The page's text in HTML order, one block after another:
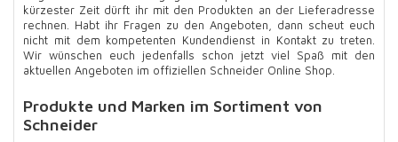
kürzester Zeit dürft ihr mit den Produkten an der Lieferadresse
rechnen. Habt ihr Fragen zu den Angeboten, dann scheut euch
nicht mit dem kompetenten Kundendienst in Kontakt zu treten.
Wir wünschen euch jedenfalls schon jetzt viel Spaß mit den
aktuellen Angeboten im offiziellen Schneider Online Shop.
Produkte und Marken im Sortiment von
Schneider